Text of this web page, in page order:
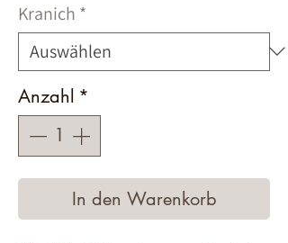
Kranich *
Anzahl *
In den Warenkorb